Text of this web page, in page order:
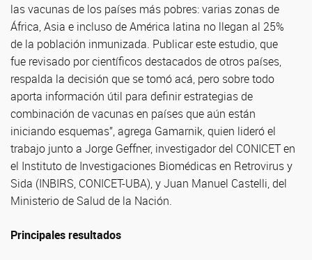
las vacunas de los países más pobres: varias zonas de
África, Asia e incluso de América latina no llegan al 25%
de la población inmunizada. Publicar este estudio, que
fue revisado por científicos destacados de otros países,
respalda la decisión que se tomó acá, pero sobre todo
aporta información útil para definir estrategias de
combinación de vacunas en países que aún están
iniciando esquemas”, agrega Gamarnik, quien lideró el
trabajo junto a Jorge Geffner, investigador del CONICET en
el Instituto de Investigaciones Biomédicas en Retrovirus y
Sida (INBIRS, CONICET-UBA), y Juan Manuel Castelli, del
Ministerio de Salud de la Nación.
Principales resultados